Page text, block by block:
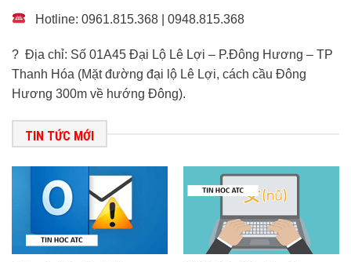
Hotline: 0961.815.368 | 0948.815.368
? Địa chỉ: Số 01A45 Đại Lộ Lê Lợi – P.Đông Hương – TP
Thanh Hóa (Mặt đường đại lộ Lê Lợi, cách cầu Đông
Hương 300m về hướng Đông).
TIN TỨC MỚI